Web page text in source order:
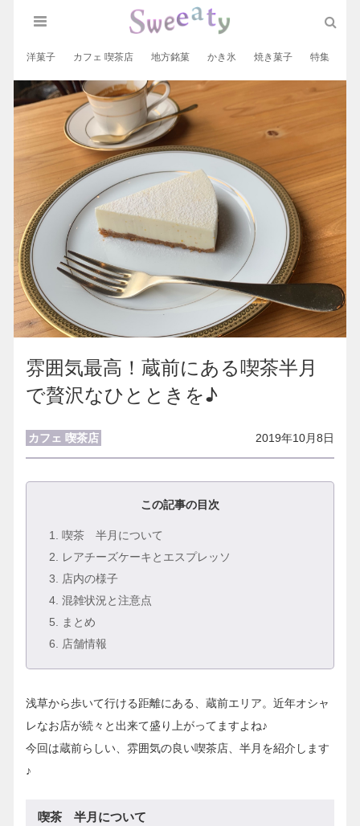
洋菓子 カフェ 喫茶店 地方銘菓 かき氷 焼き菓子 特集
雰囲気最高！蔵前にある喫茶半月
で贅沢なひとときを♪
カフェ 喫茶店 2019年10月8日
この記事の目次
1
. 喫茶 半月について
2 . レアチーズケーキとエスプレッソ
3 . 店内の様子
4 . 混雑状況と注意点
5 . まとめ
6 . 店舗情報
浅草から歩いて行ける距離にある、蔵前エリア。近年オシャ
レなお店が続々と出来て盛り上がってますよね♪
今回は蔵前らしい、雰囲気の良い喫茶店、半月を紹介します
♪
喫茶 半月について